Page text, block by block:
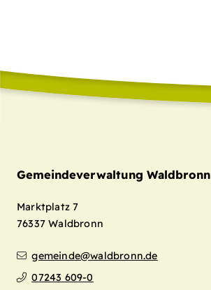
Gemeindeverwaltung Waldbronn
Marktplatz 7
76337 Waldbronn
gemeinde@waldbronn.de
07243 609-0